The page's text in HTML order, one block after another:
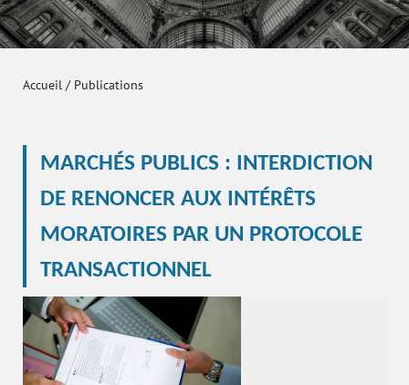
Accueil / Publications
MARCHÉS PUBLICS : INTERDICTION
DE RENONCER AUX INTÉRÊTS
MORATOIRES PAR UN PROTOCOLE
TRANSACTIONNEL